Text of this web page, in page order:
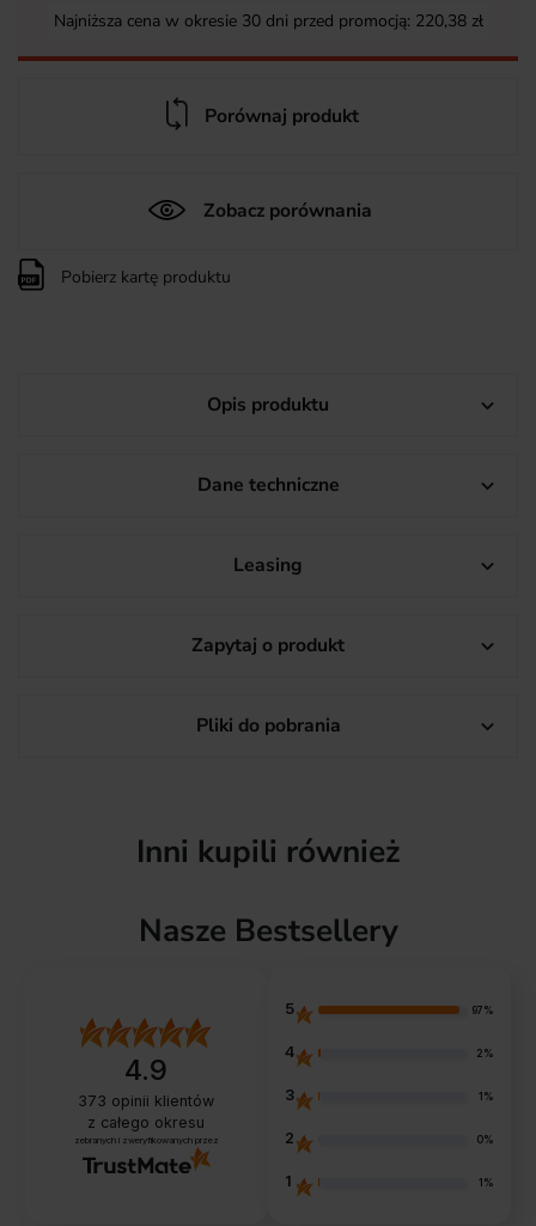
Najniższa cena w okresie 30 dni przed promocją: 220,38 zł
Porównaj produkt
Zobacz porównania
Pobierz kartę produktu
Opis produktu 
Dane techniczne 
Leasing 
Zapytaj o produkt 
Pliki do pobrania 
Inni kupili również
Nasze Bestsellery
4.9
373 opinii klientów
z całego okresu
zebranych i zweryfikowanych przez
5 97%
4 2%
3 1%
2 0%
1 1%